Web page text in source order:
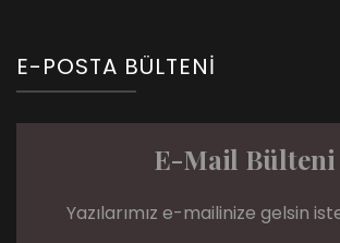
E-POSTA BÜLTENI
E-Mail Bülteni
Yazılarımız e-mailinize gelsin